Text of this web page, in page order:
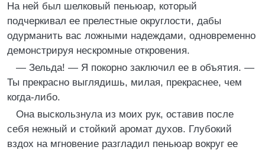
На ней был шелковый пеньюар, который
подчеркивал ее прелестные округлости, дабы
одурманить вас ложными надеждами, одновременно
демонстрируя нескромные откровения.
— Зельда! — Я покорно заключил ее в объятия. —
Ты прекрасно выглядишь, милая, прекраснее, чем
когда-либо.
Она выскользнула из моих рук, оставив после
себя нежный и стойкий аромат духов. Глубокий
вздох на мгновение разгладил пеньюар вокруг ее